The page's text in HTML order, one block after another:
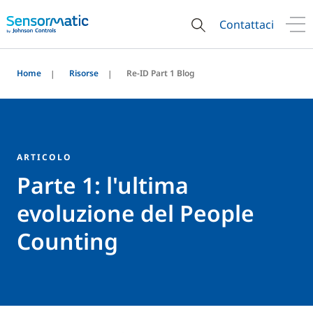
Contattaci
Home Risorse Re-ID Part 1 Blog
ARTICOLO
Parte 1: l'ultima
evoluzione del People
Counting